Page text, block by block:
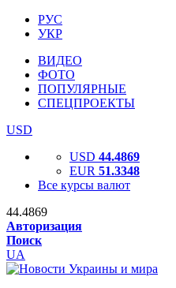
РУС
УКР
ВИДЕО
ФОТО
ПОПУЛЯРНЫЕ
СПЕЦПРОЕКТЫ
USD
USD 44.4869
EUR 51.3348
Все курсы валют
44.4869
Авторизация
Поиск
UA